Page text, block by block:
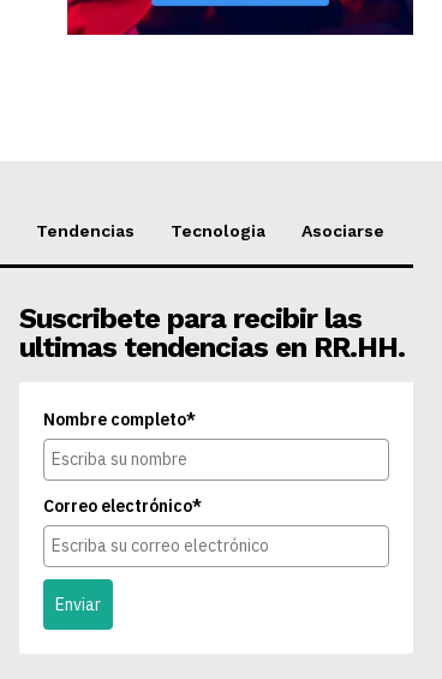
Tendencias Tecnologia Asociarse
Suscribete para recibir las
ultimas tendencias en RR.HH.
Nombre completo*
Correo electrónico*
Enviar